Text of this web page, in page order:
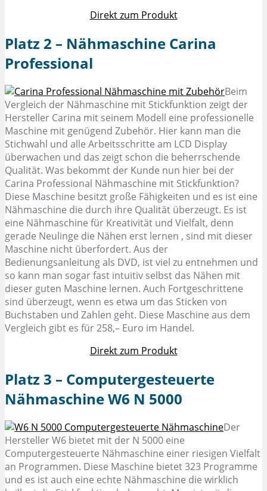
Direkt zum Produkt
Platz 2 – Nähmaschine Carina
Professional
Beim
Vergleich der Nähmaschine mit Stickfunktion zeigt der
Hersteller Carina mit seinem Modell eine professionelle
Maschine mit genügend Zubehör. Hier kann man die
Stichwahl und alle Arbeitsschritte am LCD Display
überwachen und das zeigt schon die beherrschende
Qualität. Was bekommt der Kunde nun hier bei der
Carina Professional Nähmaschine mit Stickfunktion?
Diese Maschine besitzt große Fähigkeiten und es ist eine
Nähmaschine die durch ihre Qualität überzeugt. Es ist
eine Nähmaschine für Kreativität und Vielfalt, denn
gerade Neulinge die Nähen erst lernen , sind mit dieser
Maschine nicht überfordert. Aus der
Bedienungsanleitung als DVD, ist viel zu entnehmen und
so kann man sogar fast intuitiv selbst das Nähen mit
dieser guten Maschine lernen. Auch Fortgeschrittene
sind überzeugt, wenn es etwa um das Sticken von
Buchstaben und Zahlen geht. Diese Maschine aus dem
Vergleich gibt es für 258,– Euro im Handel.
Direkt zum Produkt
Platz 3 – Computergesteuerte
Nähmaschine W6 N 5000
Der
Hersteller W6 bietet mit der N 5000 eine
Computergesteuerte Nähmaschine einer riesigen Vielfalt
an Programmen. Diese Maschine bietet 323 Programme
und es ist auch eine echte Nähmaschine die wirklich